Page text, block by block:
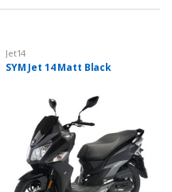
Jet14
SYM Jet 14 Matt Black